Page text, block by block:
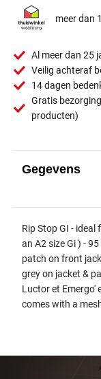
meer dan
Al meer dan 25
Veilig achteraf
14 dagen
Gratis
producten)
Gegevens
Rip Stop GI -
an A2 size Gi ) -
patch on front
grey on jacket &
Luctor et Emergo'
comes with a